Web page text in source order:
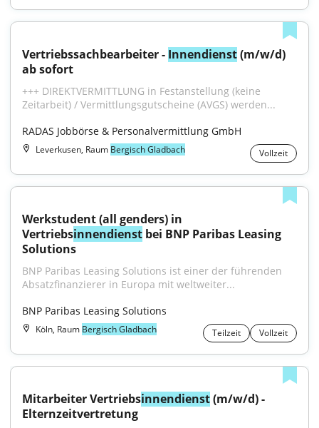
Vertriebssachbearbeiter - Innendienst (m/w/d)
ab sofort
+++ DIREKTVERMITTLUNG in Festanstellung (keine
Zeitarbeit) / Vermittlungsgutscheine (AVGS) werden...
RADAS Jobbörse & Personalvermittlung GmbH
Leverkusen, Raum Bergisch Gladbach Vollzeit
Werkstudent (all genders) in
Vertriebsinnendienst bei BNP Paribas Leasing
Solutions
BNP Paribas Leasing Solutions ist einer der führenden
Absatzfinanzierer in Europa mit weltweiter...
BNP Paribas Leasing Solutions
Köln, Raum Bergisch Gladbach Teilzeit Vollzeit
Mitarbeiter Vertriebsinnendienst (m/w/d) -
Elternzeitvertretung